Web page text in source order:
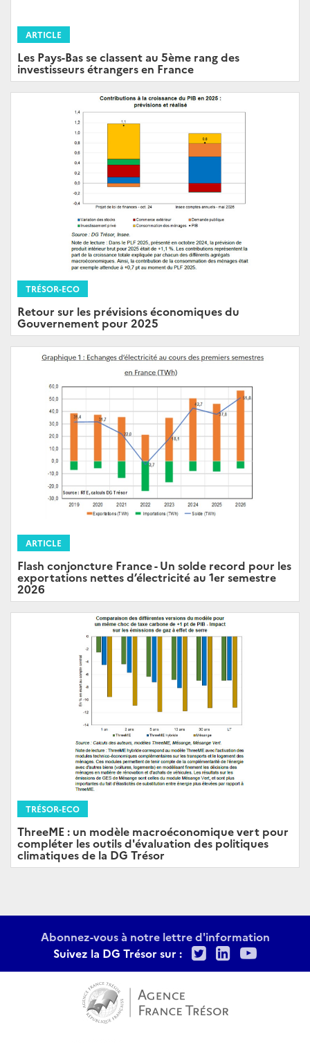
ARTICLE
Les Pays-Bas se classent au 5ème rang des
investisseurs étrangers en France
TRÉSOR-ECO
Retour sur les prévisions économiques du
Gouvernement pour 2025
ARTICLE
Flash conjoncture France - Un solde record pour les
exportations nettes d’électricité au 1er semestre
2026
TRÉSOR-ECO
ThreeME : un modèle macroéconomique vert pour
compléter les outils d'évaluation des politiques
climatiques de la DG Trésor
Abonnez-vous à notre lettre d'information
Suivez la DG Trésor sur :
TwitterLinkedIn